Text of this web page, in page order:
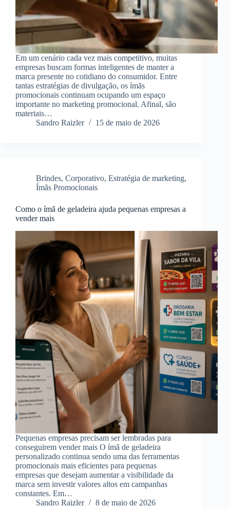
Em um cenário cada vez mais competitivo, muitas
empresas buscam formas inteligentes de manter a
marca presente no cotidiano do consumidor. Entre
tantas estratégias de divulgação, os ímãs
promocionais continuam ocupando um espaço
importante no marketing promocional. Afinal, são
materiais…
Sandro Raizler
15 de maio de 2026
Brindes, Corporativo, Estratégia de marketing,
Ímãs Promocionais
Como o ímã de geladeira ajuda pequenas empresas a
vender mais
Pequenas empresas precisam ser lembradas para
conseguirem vender mais O ímã de geladeira
personalizado continua sendo uma das ferramentas
promocionais mais eficientes para pequenas
empresas que desejam aumentar a visibilidade da
marca sem investir valores altos em campanhas
constantes. Em…
Sandro Raizler
8 de maio de 2026